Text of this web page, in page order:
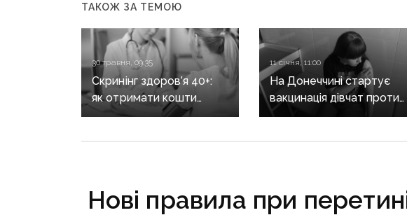
ТАКОЖ ЗА ТЕМОЮ
30 травня, 09:35
Скринінг здоров’я 40+:
як отримати кошти
на безоплатне
11 січня, 11:00
На Донеччині стартує
вакцинація дівчат проти
вірусу папіломи людини
Нові правила при